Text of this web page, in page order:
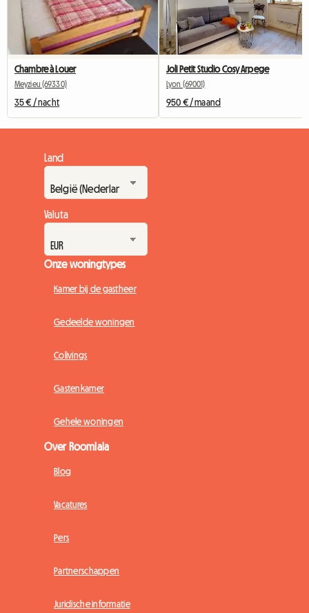
Chambre à Louer
Meyzieu (69330)
35 € / nacht
Joli Petit Studio Cosy Arpege
Lyon (69001)
950 € / maand
Land
Valuta
Onze woningtypes
Kamer bij de gastheer
Gedeelde woningen
Colivings
Gastenkamer
Gehele woningen
Over Roomlala
Blog
Vacatures
Pers
Partnerschappen
Juridische informatie